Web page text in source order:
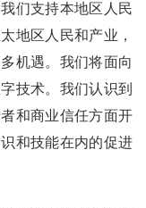
们支持本地区人民
地区人民和产业，
机遇。我们将面向
技术。我们认识到
和商业信任方面开
和技能在内的促进